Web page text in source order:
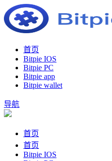
首页
Bitpie IOS
Bitpie PC
Bitpie app
Bitpie wallet
导航
首页
首页
Bitpie IOS